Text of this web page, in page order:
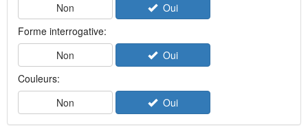
Non
Oui
Forme interrogative:
Non
Oui
Couleurs:
Non
Oui